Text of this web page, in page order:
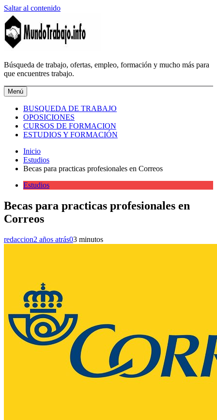
Saltar al contenido
MundoTrabajo.info
Búsqueda de trabajo, ofertas, empleo, formación y mucho más para
que encuentres trabajo.
Menú
BUSQUEDA DE TRABAJO
OPOSICIONES
CURSOS DE FORMACION
ESTUDIOS Y FORMACIÓN
Inicio
Estudios
Becas para practicas profesionales en Correos
Estudios
Becas para practicas profesionales en
Correos
redaccion2 años atrás03 minutos